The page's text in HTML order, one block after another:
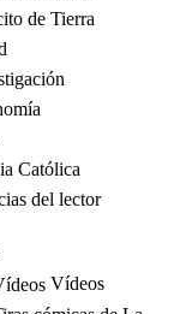
de Tierra
Católica
del lector
Vídeos